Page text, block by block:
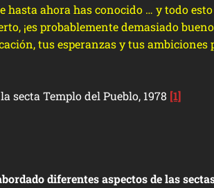
hasta ahora has conocido … y todo
¡es probablemente demasiado
tus esperanzas y tus ambiciones
secta Templo del Pueblo, 1978 [1]
diferentes aspectos de las